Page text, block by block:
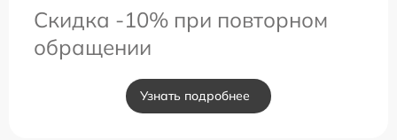
Скидка -10% при повторном
обращении
Узнать подробнее